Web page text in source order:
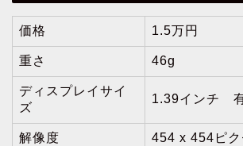
価格 1.5万円
重さ 46g
ディスプレイサイ
ズ
1.39インチ
解像度 454 x 454ピ